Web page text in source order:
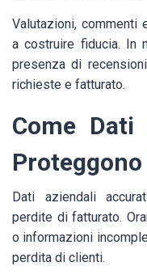
Valutazioni, commenti
a costruire fiducia. In
presenza di
richieste e fatturato.
Come Dati
Dati aziendali
perdite di fatturato.
o informazioni
perdita di clienti.